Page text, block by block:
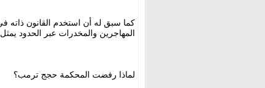
كما سبق له أن استخدم القانون
المهاجرين والمخدرات عبر الحدود يمثل
لماذا رفضت المحكمة حجج ترمب؟